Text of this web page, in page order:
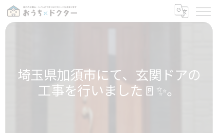
埼玉県加須市にて、玄関ドアの
工事を行いました🚪✨。